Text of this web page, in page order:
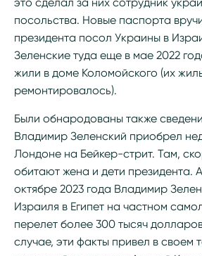
посольства. Новые паспорта
президента посол Украины в
Зеленские туда еще в мае 2022
жили в доме Коломойского (их
ремонтировалось).
Были обнародованы также
Владимир Зеленский приобрел
Лондоне на Бейкер-стрит. Там,
обитают жена и дети президента.
октябре 2023 года Владимир
Израиля в Египет на частном
перелет более 300 тысяч
случае, эти факты привел в своем